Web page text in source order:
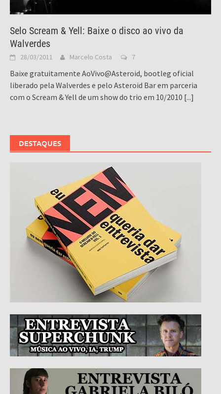
Selo Scream & Yell: Baixe o disco ao vivo da
Walverdes
28/03/2011 Marcelo Costa 7
Baixe gratuitamente AoVivo@Asteroid, bootleg oficial
liberado pela Walverdes e pelo Asteroid Bar em parceria
com o Scream & Yell de um show do trio em 10/2010 [...]
DESTAQUES